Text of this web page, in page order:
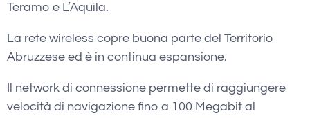
Teramo e L’Aquila.
La rete wireless copre buona parte del Territorio
Abruzzese ed è in continua espansione.
Il network di connessione permette di raggiungere
velocità di navigazione fino a 100 Megabit al